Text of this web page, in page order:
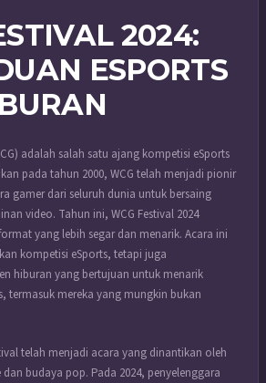
2024:
ESPORTS
adalah salah satu ajang kompetisi eSports
pada tahun 2000, WCG telah menjadi pionir
gamer dari seluruh dunia untuk bersaing
video. Tahun ini, WCG Festival 2024
yang lebih segar dan menarik. Acara ini
kompetisi eSports, tetapi juga
hiburan yang bertujuan untuk menarik
termasuk mereka yang mungkin bukan
telah menjadi acara yang dinantikan oleh
budaya pop. Pada 2024, penyelenggara